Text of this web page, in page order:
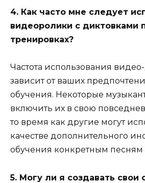
4. Как часто мне следует
видеоролики с диктовками
тренировках?
Частота использования
зависит от ваших
обучения. Некоторые
включить их в свою
то время как другие могут
качестве дополнительного
обучения конкретным песням
5. Могу ли я создавать свои